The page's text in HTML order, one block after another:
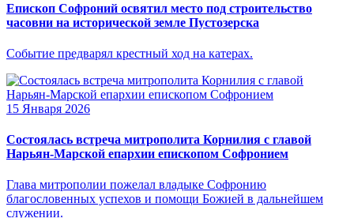
Епископ Софроний освятил место под строительство
часовни на исторической земле Пустозерска
Событие предварял крестный ход на катерах.
15 Января 2026
Состоялась встреча митрополита Корнилия с главой
Нарьян-Марской епархии епископом Софронием
Глава митрополии пожелал владыке Софронию
благословенных успехов и помощи Божией в дальнейшем
служении.